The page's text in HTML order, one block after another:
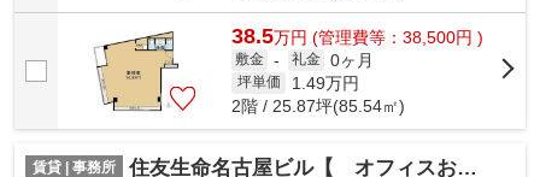
38.5万円 (管理費等：38,500円 )
敷金 - 礼金 0ヶ月
坪単価 1.49万円
2階 / 25.87坪(85.54㎡)
賃貸 | 事務所 住友生命名古屋ビル【 オフィスおすすめ 】